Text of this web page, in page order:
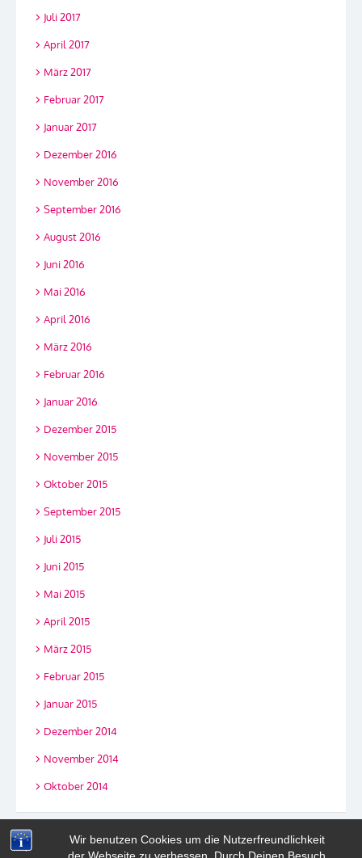
Wir benutzen Cookies um die Nutzerfreundlichkeit
Juli 2017
April 2017
März 2017
Februar 2017
Januar 2017
Dezember 2016
November 2016
September 2016
August 2016
Juni 2016
Mai 2016
April 2016
März 2016
Februar 2016
Januar 2016
Dezember 2015
November 2015
Oktober 2015
September 2015
Juli 2015
Juni 2015
Mai 2015
April 2015
März 2015
Februar 2015
Januar 2015
Dezember 2014
November 2014
Oktober 2014